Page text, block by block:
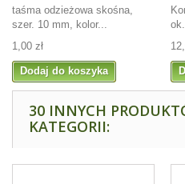
taśma odzieżowa skośna,
szer. 10 mm, kolor...
1,00 zł
Dodaj do koszyka
30 INNYCH
KATEGORII: